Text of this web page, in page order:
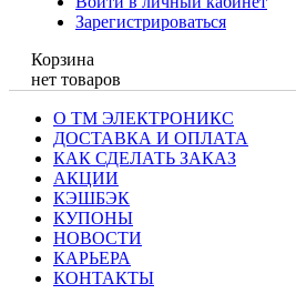
Зарегистрироваться
Корзина
нет товаров
О ТМ ЭЛЕКТРОНИКС
ДОСТАВКА И ОПЛАТА
КАК СДЕЛАТЬ ЗАКАЗ
АКЦИИ
КЭШБЭК
КУПОНЫ
НОВОСТИ
КАРЬЕРА
КОНТАКТЫ